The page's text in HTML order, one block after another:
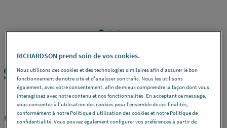
SANHA REF : 279PK
COURBE - À sertir gaz 90°
RICHARDSON prend soin de vos cookies.
Nous utilisons des cookies et des technologies similaires afin d'assurer le bon
fonctionnement de notre site et d'analyser son trafic. Nous les utilisons
également, avec votre consentement, afin de mieux comprendre la façon dont vous
interagissez avec notre contenu et nos fonctionnalités. En acceptant ce message,
vous consentez à l’utilisation des cookies pour l’ensemble de ces finalités,
conformément à notre Politique d'utilisation des cookies et notre Politique de
confidentialité. Vous pouvez également configurer vos préférences à partir de